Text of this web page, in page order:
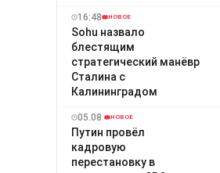
16:48 НОВОЕ
Sohu назвало
блестящим
стратегический манёвр
Сталина с
Калининградом
05.08 НОВОЕ
Путин провёл
кадровую
перестановку в